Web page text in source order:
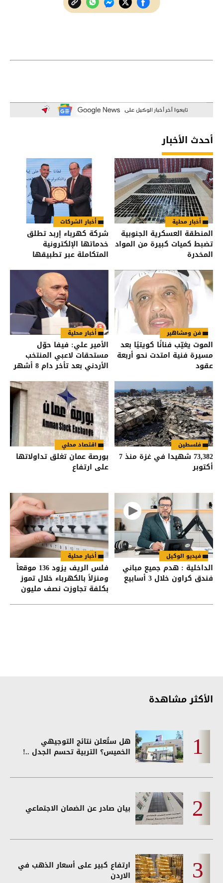
أحدث الأخبار
أخبار محلية
المنطقة العسكرية الجنوبية
تضبط كميات كبيرة من المواد
المخدرة
أخبار الشركات
شركة كهرباء إربد تطلق
خدماتها الإلكترونية
المتكاملة عبر تطبيقها
فن ومشاهير
الموت يغيّب فنانًا كويتيًا بعد
مسيرة فنية امتدت نحو أربعة
عقود
أخبار محلية
الأمير علي: فيفا حوّل
مستحقات لاعبي المنتخب
الأردني بعد تأخر دام 8 أشهر
فلسطين
73,382 شهيدا في غزة منذ 7
أكتوبر
اقتصاد محلي
بورصة عمان تغلق تداولاتها
على ارتفاع
فيديو الوكيل
الداخلية : هدم جميع مباني
فندق كراون خلال 3 أسابيع
أخبار محلية
فلس الريف يزود 136 موقعاً
ومنزلاً بالكهرباء خلال تموز
بكلفة تجاوزت نصف مليون
الأكثر مشاهدة
هل ستُعلن نتائج التوجيهي
الخميس؟ التربية تحسم الجدل ..!
بيان صادر عن الضمان الاجتماعي
ارتفاع كبير على أسعار الذهب في
الاردن